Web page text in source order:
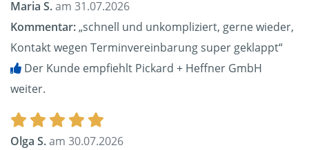
Maria S.am 31.07.2026
Kommentar:„schnell und unkompliziert, gerne wieder,
Kontakt wegen Terminvereinbarung super geklappt“
Der Kunde empfiehlt Pickard + Heffner GmbH
weiter.
Olga S.am 30.07.2026